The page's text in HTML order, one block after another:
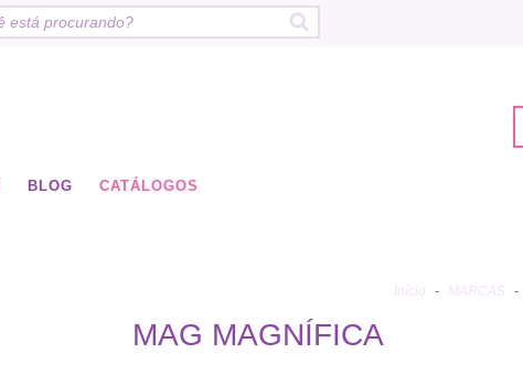
BLOG CATÁLOGOS
Início - MARCAS -
MAG MAGNÍFICA